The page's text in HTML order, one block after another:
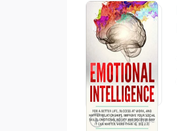
Hallgass bele